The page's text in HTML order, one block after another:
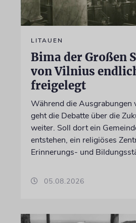
LITAUEN
Bima der Großen
von Vilnius
freigelegt
Während die Ausgrabungen
geht die Debatte über die
weiter. Soll dort ein
entstehen, ein religiöses
Erinnerungs- und
05.08.2026